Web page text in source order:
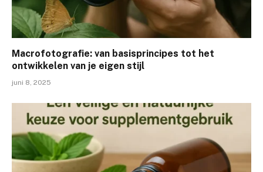
Macrofotografie: van basisprincipes tot het
ontwikkelen van je eigen stijl
juni 8, 2025